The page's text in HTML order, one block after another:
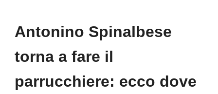
Antonino Spinalbese
torna a fare il
parrucchiere: ecco dove